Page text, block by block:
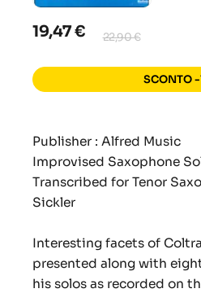
19,47 € 22,90 €
SCONTO -
Publisher : Alfred Music
Improvised Saxophone
Transcribed for Tenor
Sickler
Interesting facets of
presented along with
his solos as recorded on